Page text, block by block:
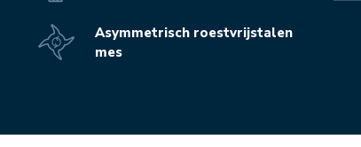
Asymmetrisch roestvrijstalen
mes